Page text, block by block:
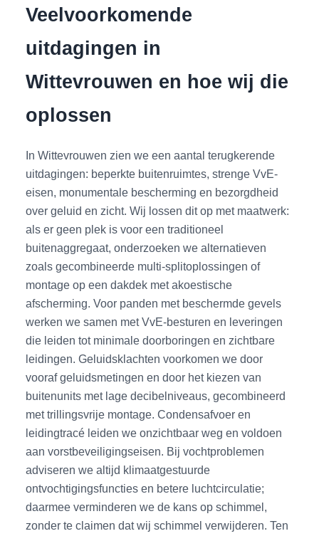
Veelvoorkomende
uitdagingen in
Wittevrouwen en hoe wij die
oplossen
In Wittevrouwen zien we een aantal terugkerende
uitdagingen: beperkte buitenruimtes, strenge VvE-
eisen, monumentale bescherming en bezorgdheid
over geluid en zicht. Wij lossen dit op met maatwerk:
als er geen plek is voor een traditioneel
buitenaggregaat, onderzoeken we alternatieven
zoals gecombineerde multi-splitoplossingen of
montage op een dakdek met akoestische
afscherming. Voor panden met beschermde gevels
werken we samen met VvE-besturen en leveringen
die leiden tot minimale doorboringen en zichtbare
leidingen. Geluidsklachten voorkomen we door
vooraf geluidsmetingen en door het kiezen van
buitenunits met lage decibelniveaus, gecombineerd
met trillingsvrije montage. Condensafvoer en
leidingtracé leiden we onzichtbaar weg en voldoen
aan vorstbeveiligingseisen. Bij vochtproblemen
adviseren we altijd klimaatgestuurde
ontvochtigingsfuncties en betere luchtcirculatie;
daarmee verminderen we de kans op schimmel,
zonder te claimen dat wij schimmel verwijderen. Ten